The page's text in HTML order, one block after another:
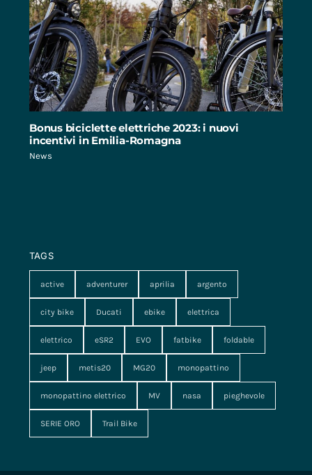
Bonus biciclette elettriche 2023: i nuovi
incentivi in Emilia-Romagna
News
TAGS
active adventurer aprilia argento
city bike Ducati ebike elettrica
elettrico eSR2 EVO fatbike foldable
jeep metis20 MG20 monopattino
monopattino elettrico MV nasa pieghevole
SERIE ORO Trail Bike